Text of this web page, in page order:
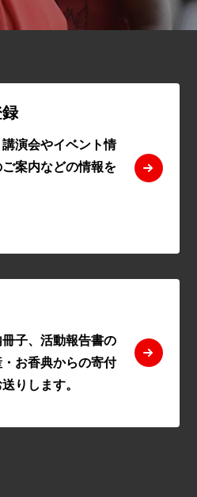
演会やイベント情
案内などの情報を
子、活動報告書の
お香典からの寄付
りします。